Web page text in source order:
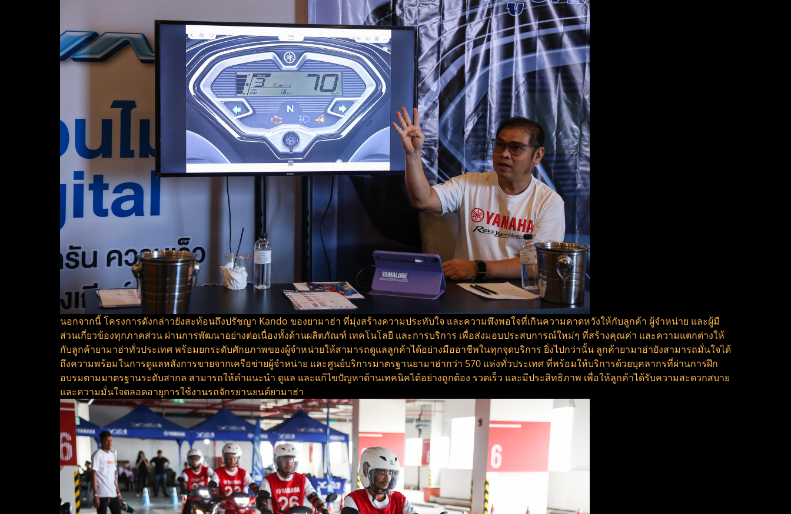
นอกจากนี้ โครงการดังกล่าวยังสะท้อนถึงปรัชญา Kando ของยามาฮ่า ที่มุ่งสร้างความประทับใจ และความพึงพอใจที่เกินความคาดหวังให้กับลูกค้า ผู้จำหน่าย และผู้มี
ส่วนเกี่ยวข้องทุกภาคส่วน ผ่านการพัฒนาอย่างต่อเนื่องทั้งด้านผลิตภัณฑ์ เทคโนโลยี และการบริการ เพื่อส่งมอบประสบการณ์ใหม่ๆ ที่สร้างคุณค่า และความแตกต่างให้
กับลูกค้ายามาฮ่าทั่วประเทศ พร้อมยกระดับศักยภาพของผู้จำหน่ายให้สามารถดูแลลูกค้าได้อย่างมืออาชีพในทุกจุดบริการ ยิ่งไปกว่านั้น ลูกค้ายามาฮ่ายังสามารถมั่นใจได้
ถึงความพร้อมในการดูแลหลังการขายจากเครือข่ายผู้จำหน่าย และศูนย์บริการมาตรฐานยามาฮ่ากว่า 570 แห่งทั่วประเทศ ที่พร้อมให้บริการด้วยบุคลากรที่ผ่านการฝึก
อบรมตามมาตรฐานระดับสากล สามารถให้คำแนะนำ ดูแล และแก้ไขปัญหาด้านเทคนิคได้อย่างถูกต้อง รวดเร็ว และมีประสิทธิภาพ เพื่อให้ลูกค้าได้รับความสะดวกสบาย
และความมั่นใจตลอดอายุการใช้งานรถจักรยานยนต์ยามาฮ่า